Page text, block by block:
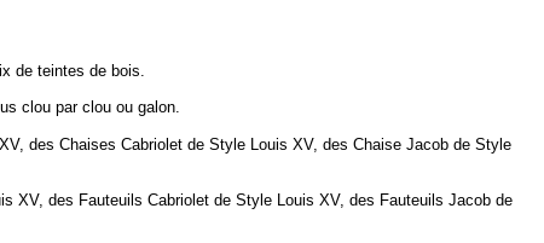
de teintes de bois.
clou par clou ou galon.
des Chaises Cabriolet de Style Louis XV, des Chaise Jacob de Style
XV, des Fauteuils Cabriolet de Style Louis XV, des Fauteuils Jacob de